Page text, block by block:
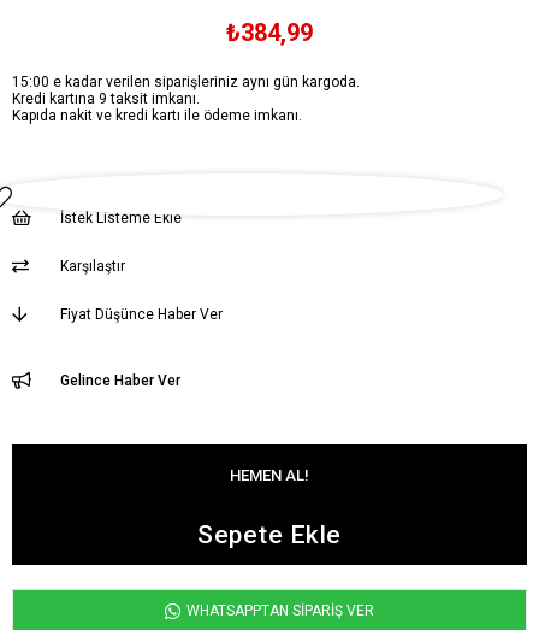
₺384,99
15:00 e kadar verilen siparişleriniz aynı gün kargoda.
Kredi kartına 9 taksit imkanı.
Kapıda nakit ve kredi kartı ile ödeme imkanı.
İstek Listeme Ekle
Karşılaştır
Fiyat Düşünce Haber Ver
Gelince Haber Ver
WHATSAPPTAN SİPARİŞ VER